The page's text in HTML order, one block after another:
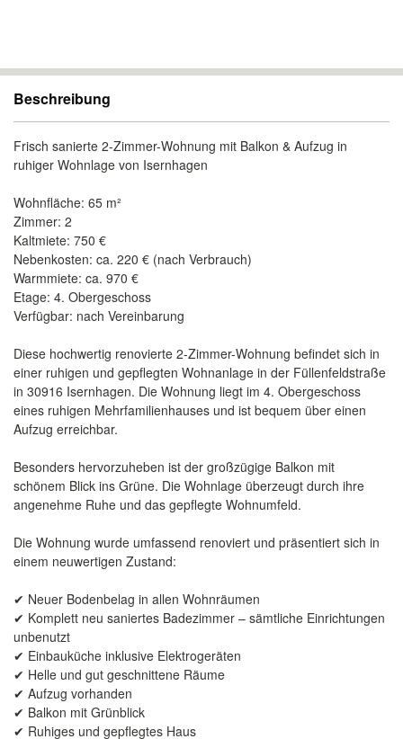
Beschreibung
Frisch sanierte 2-Zimmer-Wohnung mit Balkon & Aufzug in
ruhiger Wohnlage von Isernhagen
Wohnfläche: 65 m²
Zimmer: 2
Kaltmiete: 750 €
Nebenkosten: ca. 220 € (nach Verbrauch)
Warmmiete: ca. 970 €
Etage: 4. Obergeschoss
Verfügbar: nach Vereinbarung
Diese hochwertig renovierte 2-Zimmer-Wohnung befindet sich in
einer ruhigen und gepflegten Wohnanlage in der Füllenfeldstraße
in 30916 Isernhagen. Die Wohnung liegt im 4. Obergeschoss
eines ruhigen Mehrfamilienhauses und ist bequem über einen
Aufzug erreichbar.
Besonders hervorzuheben ist der großzügige Balkon mit
schönem Blick ins Grüne. Die Wohnlage überzeugt durch ihre
angenehme Ruhe und das gepflegte Wohnumfeld.
Die Wohnung wurde umfassend renoviert und präsentiert sich in
einem neuwertigen Zustand:
✔ Neuer Bodenbelag in allen Wohnräumen
✔ Komplett neu saniertes Badezimmer – sämtliche Einrichtungen
unbenutzt
✔ Einbauküche inklusive Elektrogeräten
✔ Helle und gut geschnittene Räume
✔ Aufzug vorhanden
✔ Balkon mit Grünblick
✔ Ruhiges und gepflegtes Haus